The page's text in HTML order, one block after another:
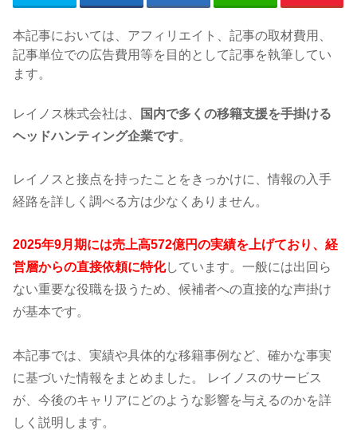
本記事においては、アフィリエイト、記事の取材費用、
記事単位での広告費用等を目的として記事を執筆してい
ます。
レイノス株式会社は、
国内で多くの移籍支援を手掛ける
ヘッドハンティング企業です。
レイノスと接点を持ったことをきっかけに、情報の入手
経路を詳しく調べる方は少なくありません。
2025年9月期には売上高572億円の実績を上げており、経
営層からの直接依頼に特化しています。一般には出回ら
ない重要な役職を扱うため、候補者への直接的な声掛け
が基本です。
本記事では、実績や具体的な移籍事例など、確かな事実
に基づいた情報をまとめました。 レイノスのサービス
が、今後のキャリアにどのような影響を与えるのかを詳
しく説明します。